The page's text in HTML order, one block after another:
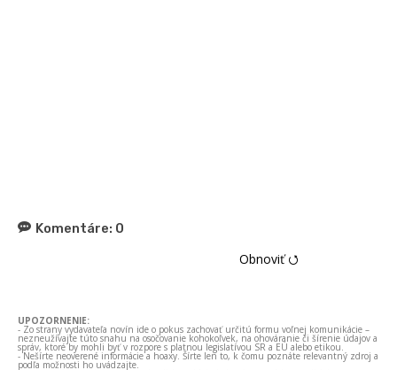
Komentáre: 0
Obnoviť ⭯
UPOZORNENIE:
- Zo strany vydavateľa novín ide o pokus zachovať určitú formu voľnej komunikácie –
nezneužívajte túto snahu na osočovanie kohokoľvek, na ohováranie či šírenie údajov a
správ, ktoré by mohli byť v rozpore s platnou legislatívou SR a EÚ alebo etikou.
- Nešírte neoverené informácie a hoaxy. Šírte len to, k čomu poznáte relevantný zdroj a
podľa možnosti ho uvádzajte.